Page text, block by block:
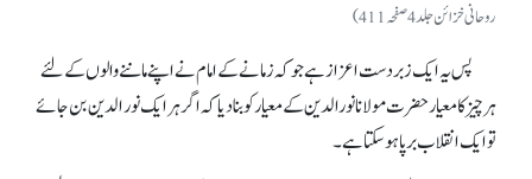
روحانی خزائن جلد 4صفحہ411)
پس یہ ایک زبردست اعزاز ہے جو کہ زمانے کے امام نے اپنے ماننے والوں کے لئے
ہر چیز کا معیار حضرت مولانا نورالدین کے معیار کو بنا دیا کہ اگر ہر ایک نور الدین بن جائے
تو ایک انقلاب برپا ہو سکتا ہے۔